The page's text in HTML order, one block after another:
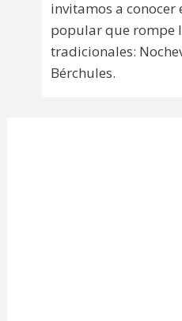
invitamos a conocer
popular que rompe
tradicionales:
Bérchules.